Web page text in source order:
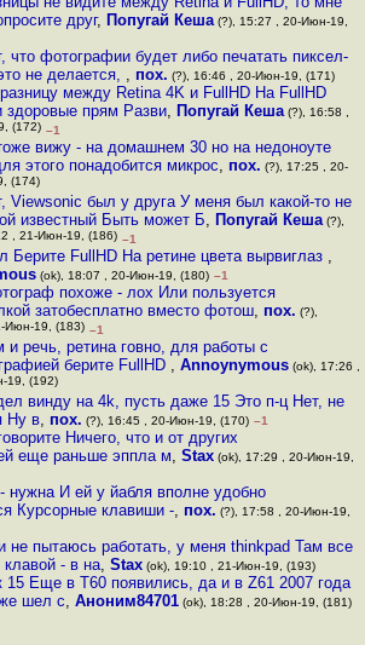
друг, Попугай Кеша(?), 15:27 , 20-Июн-19,
что фотографии будет либо печатать пиксел-
не делается, , пох. (?), 16:46 , 20-Июн-19, (171)
между Retina 4K и FullHD На FullHD
здоровые прям Разви, Попугай Кеша (?), 16:58 ,
(172) –1
вижу - на домашнем 30 но на недоноуте
этого понадобится микрос, пох. (?), 17:25 , 20-
(174)
Viewsonic был у друга У меня был какой-то не
известный Быть может Б, Попугай Кеша(?),
, 21-Июн-19, (186) –1
Берите FullHD На ретине цвета вырвиглаз ,
(ok), 18:07 , 20-Июн-19, (180) –1
похоже - лох Или пользуется
затобесплатно вместо фотош, пох. (?),
Июн-19, (183) –1
и речь, ретина говно, для работы с
берите FullHD , Annoynymous(ok), 17:26 ,
19, (192)
винду на 4k, пусть даже 15 Это п-ц Нет, не
Ну в, пох. (?), 16:45 , 20-Июн-19, (170) –1
Ничего, что и от других
еще раньше эппла м,Stax (ok), 17:29 , 20-Июн-19,
нужна И ей у йабля вполне удобно
Курсорные клавиши -, пох. (?), 17:58 , 20-Июн-19,
не пытаюсь работать, у меня thinkpad Там все
клавой - в на, Stax(ok), 19:10 , 21-Июн-19, (193)
15 Еще в T60 появились, да и в Z61 2007 года
шел с, Аноним84701(ok), 18:28 , 20-Июн-19, (181)